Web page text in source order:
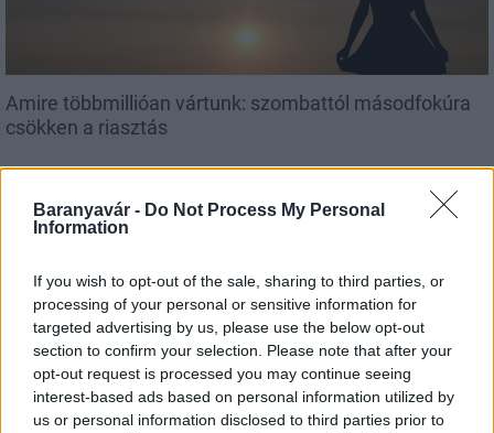
Baranyavár - Do Not Process My Personal
Information
If you wish to opt-out of the sale, sharing to third parties, or
processing of your personal or sensitive information for
targeted advertising by us, please use the below opt-out
section to confirm your selection. Please note that after your
opt-out request is processed you may continue seeing
interest-based ads based on personal information utilized by
us or personal information disclosed to third parties prior to
Amire többmillióan vártunk: szombattól másodfokúra
csökken a riasztás